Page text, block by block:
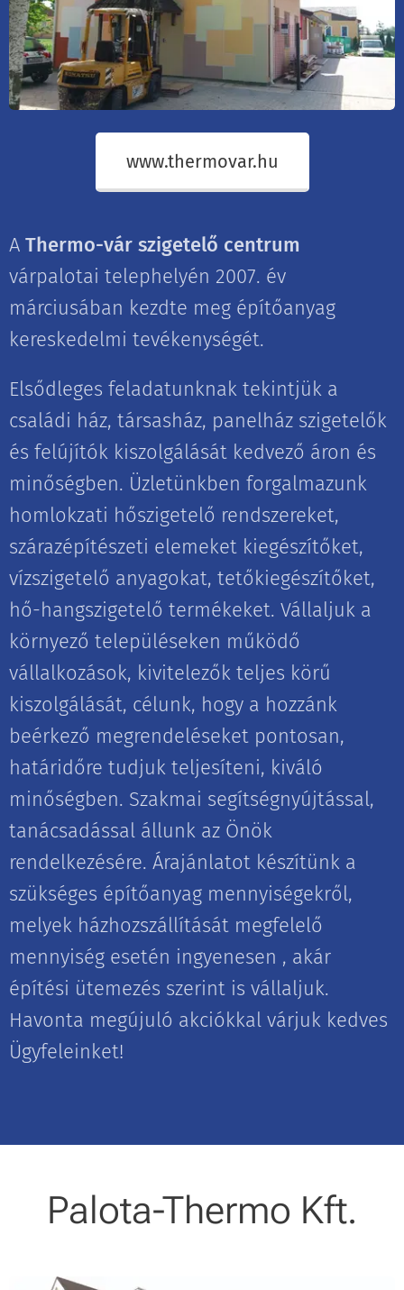
www.thermovar.hu
A Thermo-vár szigetelő centrum
várpalotai telephelyén 2007. év
márciusában kezdte meg építőanyag
kereskedelmi tevékenységét.
Elsődleges feladatunknak tekintjük a
családi ház, társasház, panelház szigetelők
és felújítók kiszolgálását kedvező áron és
minőségben. Üzletünkben forgalmazunk
homlokzati hőszigetelő rendszereket,
szárazépítészeti elemeket kiegészítőket,
vízszigetelő anyagokat, tetőkiegészítőket,
hő-hangszigetelő termékeket. Vállaljuk a
környező településeken működő
vállalkozások, kivitelezők teljes körű
kiszolgálását, célunk, hogy a hozzánk
beérkező megrendeléseket pontosan,
határidőre tudjuk teljesíteni, kiváló
minőségben. Szakmai segítségnyújtással,
tanácsadással állunk az Önök
rendelkezésére. Árajánlatot készítünk a
szükséges építőanyag mennyiségekről,
melyek házhozszállítását megfelelő
mennyiség esetén ingyenesen , akár
építési ütemezés szerint is vállaljuk.
Havonta megújuló akciókkal várjuk kedves
Ügyfeleinket!
Palota-Thermo Kft.